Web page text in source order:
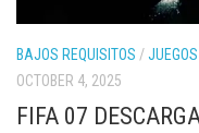
BAJOS REQUISITOS /
OCTOBER 4, 2025
FIFA 07